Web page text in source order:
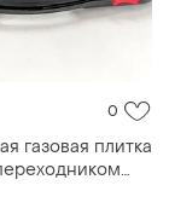
0
газовая плитка